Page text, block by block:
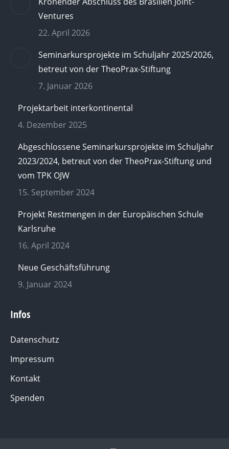
Ventures
22. April 2026
Seminarkursprojekte im Schuljahr 2025/2026,
betreut von der TheoPrax-Stiftung
7. Januar 2026
Projektarbeit interkontinental
4. Dezember 2025
Abgeschlossene Seminarkursprojekte im Schuljahr
2023/2024, betreut von der TheoPrax-Stiftung und
vom TPK OJW
15. September 2024
Projekt Restmengen in der Europäischen Schule
Karlsruhe
16. April 2024
Neue Geschäftsführung
9. Januar 2024
Infos
Datenschutz
Impressum
Kontakt
Spenden